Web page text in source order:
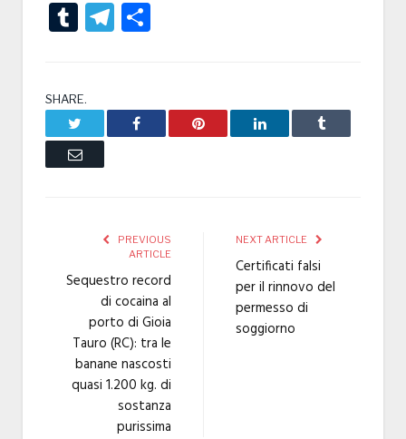
TumblrTelegram
SHARE.
Facebook Pinterest LinkedIn Tumblr
Email
PREVIOUS
ARTICLE
Sequestro record
di cocaina al
porto di Gioia
Tauro (RC): tra le
banane nascosti
quasi 1.200 kg. di
sostanza
purissima
NEXT ARTICLE
Certificati falsi
per il rinnovo del
permesso di
soggiorno